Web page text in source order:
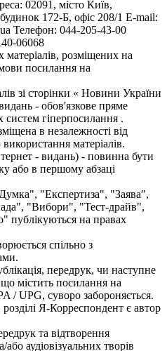
02091, місто Київ,
172-Б, офіс 208/1 E-mail:
Телефон: 044-205-43-00
06068
розміщених на
посилання на
зі сторінки « Новини України
- обов'язкове пряме
гіперпосилання .
в незалежності від
матеріалів.
- видань) - повинна бути
або в першому абзаці
"Експертиза", "Заява",
"Вибори", "Тест-драйв",
на правах
спільно з
передрук, чи наступне
містить посилання на
/ UPG, суворо забороняється.
Я-Корреспондент є автор
та відтворення
аудіовізуальних творів